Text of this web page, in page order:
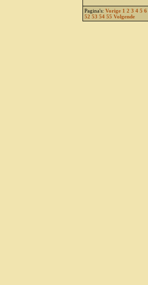
Pagina's: Vorige 1 2 3 4 5 6
52 53 54 55 Volgende